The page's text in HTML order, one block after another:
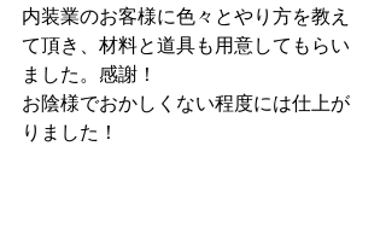
内装業のお客様に色々とやり方を教え
て頂き、材料と道具も用意してもらい
ました。感謝！
お陰様でおかしくない程度には仕上が
りました！